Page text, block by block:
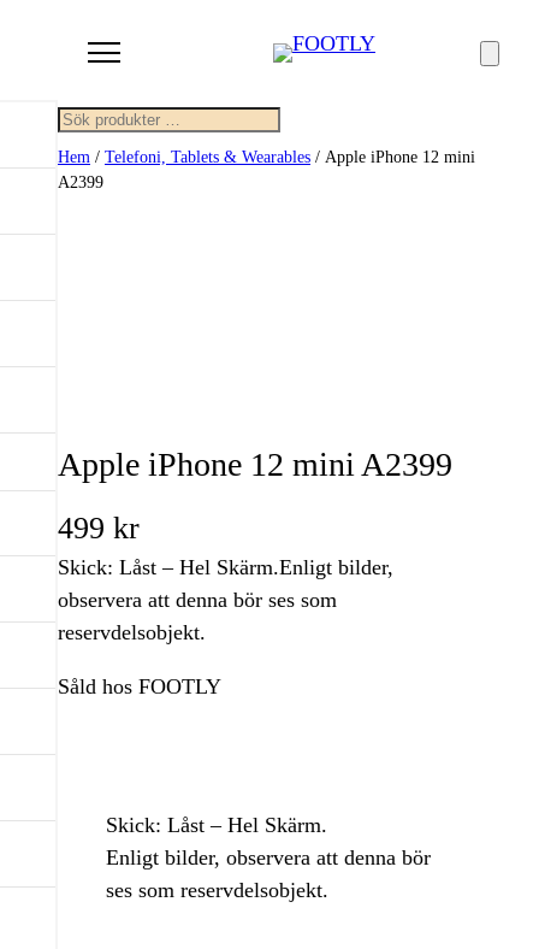
Sök
Hem / Telefoni, Tablets & Wearables / Apple iPhone 12 mini
A2399
Apple iPhone 12 mini A2399
499 kr
Skick: Låst – Hel Skärm.Enligt bilder,
observera att denna bör ses som
reservdelsobjekt.
Såld hos FOOTLY
Skick: Låst – Hel Skärm.
Enligt bilder, observera att denna bör
ses som reservdelsobjekt.